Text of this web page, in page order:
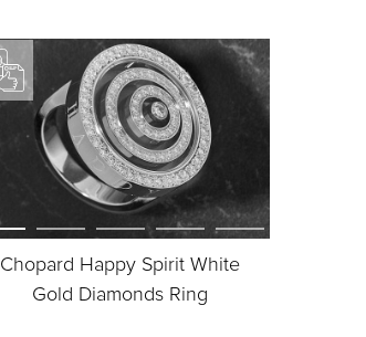
Chopard Happy Spirit White
Gold Diamonds Ring